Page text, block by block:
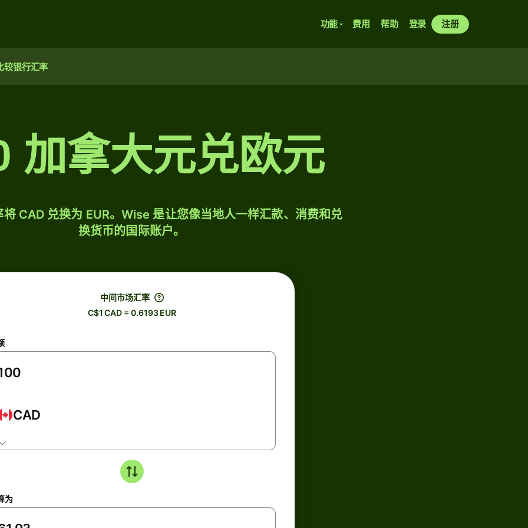
功能 费用 帮助 登录 注册
较银行汇率
加拿大元兑欧元
CAD 兑换为 EUR。Wise 是让您像当地人一样汇款、消费和兑
换货币的国际账户。
中间市场汇率
C$1 CAD = 0.6193 EUR
CAD
为